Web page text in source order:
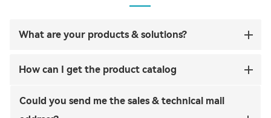
What are your products & solutions?
How can I get the product catalog
Could you send me the sales & technical mail